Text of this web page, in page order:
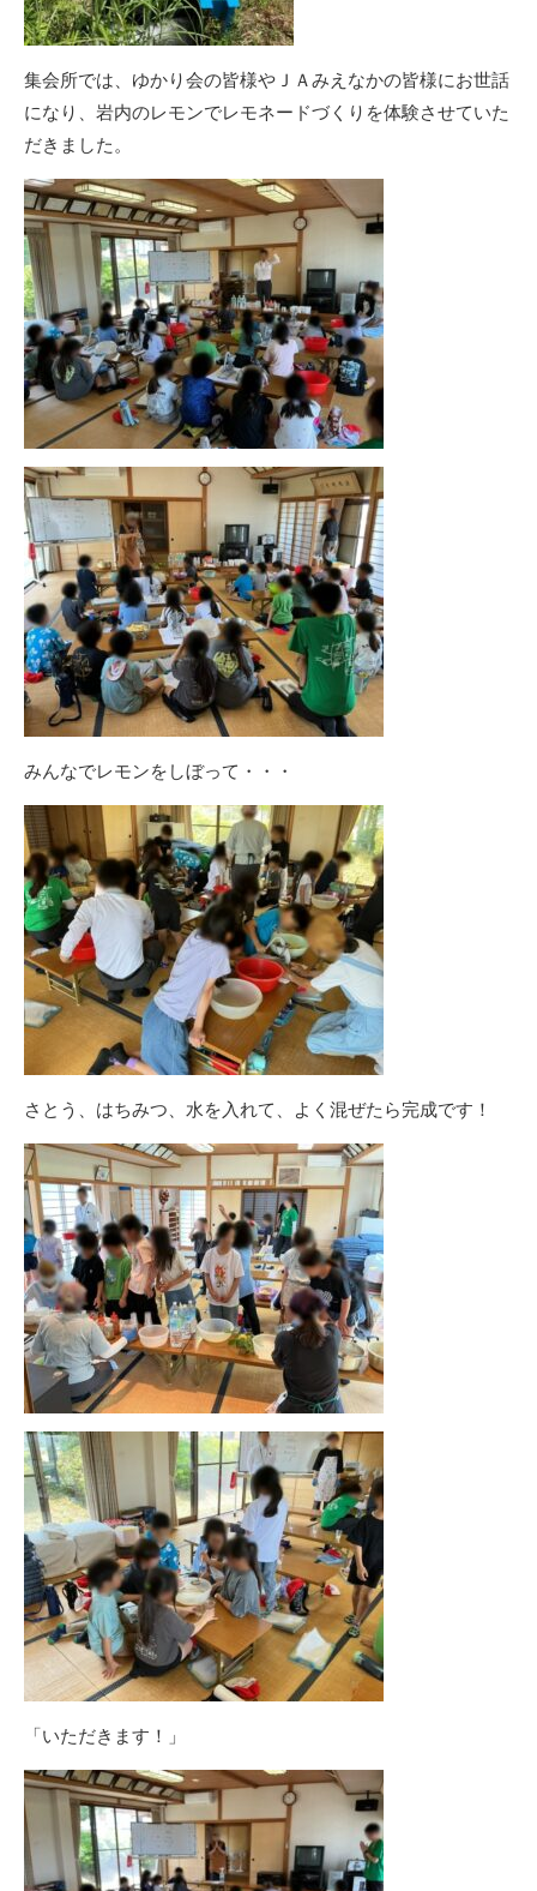
集会所では、ゆかり会の皆様やＪＡみえなかの皆様にお世話
になり、岩内のレモンでレモネードづくりを体験させていた
だきました。
みんなでレモンをしぼって・・・
さとう、はちみつ、水を入れて、よく混ぜたら完成です！
「いただきます！」